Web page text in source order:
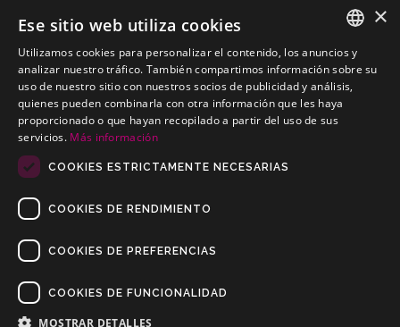
IVECO Massif
Enganches económicos para IVECO Massif
Copyrights © 2019 Todos los Derechos Reservados Dilusur, S.L.
Condiciones de Venta /
SPANISH
PORTUGUESE
×
Ese sitio web utiliza cookies
Utilizamos cookies para personalizar el contenido, los anuncios y
analizar nuestro tráfico. También compartimos información sobre su
uso de nuestro sitio con nuestros socios de publicidad y análisis,
quienes pueden combinarla con otra información que les haya
proporcionado o que hayan recopilado a partir del uso de sus
servicios. Más información
COOKIES ESTRICTAMENTE NECESARIAS
COOKIES DE RENDIMIENTO
COOKIES DE PREFERENCIAS
COOKIES DE FUNCIONALIDAD
MOSTRAR DETALLES